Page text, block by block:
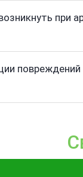
при
повреждений